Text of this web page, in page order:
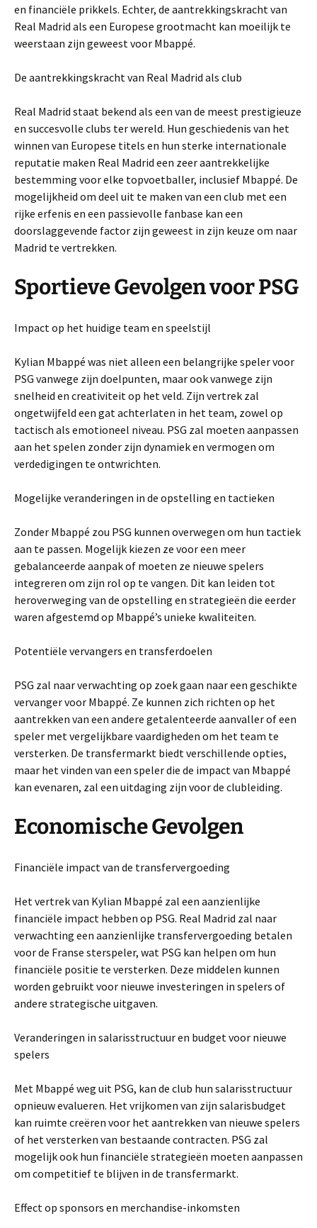
en financiële prikkels. Echter, de aantrekkingskracht van
Real Madrid als een Europese grootmacht kan moeilijk te
weerstaan zijn geweest voor Mbappé.
De aantrekkingskracht van Real Madrid als club
Real Madrid staat bekend als een van de meest prestigieuze
en succesvolle clubs ter wereld. Hun geschiedenis van het
winnen van Europese titels en hun sterke internationale
reputatie maken Real Madrid een zeer aantrekkelijke
bestemming voor elke topvoetballer, inclusief Mbappé. De
mogelijkheid om deel uit te maken van een club met een
rijke erfenis en een passievolle fanbase kan een
doorslaggevende factor zijn geweest in zijn keuze om naar
Madrid te vertrekken.
Sportieve Gevolgen voor PSG
Impact op het huidige team en speelstijl
Kylian Mbappé was niet alleen een belangrijke speler voor
PSG vanwege zijn doelpunten, maar ook vanwege zijn
snelheid en creativiteit op het veld. Zijn vertrek zal
ongetwijfeld een gat achterlaten in het team, zowel op
tactisch als emotioneel niveau. PSG zal moeten aanpassen
aan het spelen zonder zijn dynamiek en vermogen om
verdedigingen te ontwrichten.
Mogelijke veranderingen in de opstelling en tactieken
Zonder Mbappé zou PSG kunnen overwegen om hun tactiek
aan te passen. Mogelijk kiezen ze voor een meer
gebalanceerde aanpak of moeten ze nieuwe spelers
integreren om zijn rol op te vangen. Dit kan leiden tot
heroverweging van de opstelling en strategieën die eerder
waren afgestemd op Mbappé’s unieke kwaliteiten.
Potentiële vervangers en transferdoelen
PSG zal naar verwachting op zoek gaan naar een geschikte
vervanger voor Mbappé. Ze kunnen zich richten op het
aantrekken van een andere getalenteerde aanvaller of een
speler met vergelijkbare vaardigheden om het team te
versterken. De transfermarkt biedt verschillende opties,
maar het vinden van een speler die de impact van Mbappé
kan evenaren, zal een uitdaging zijn voor de clubleiding.
Economische Gevolgen
Financiële impact van de transfervergoeding
Het vertrek van Kylian Mbappé zal een aanzienlijke
financiële impact hebben op PSG. Real Madrid zal naar
verwachting een aanzienlijke transfervergoeding betalen
voor de Franse sterspeler, wat PSG kan helpen om hun
financiële positie te versterken. Deze middelen kunnen
worden gebruikt voor nieuwe investeringen in spelers of
andere strategische uitgaven.
Veranderingen in salarisstructuur en budget voor nieuwe
spelers
Met Mbappé weg uit PSG, kan de club hun salarisstructuur
opnieuw evalueren. Het vrijkomen van zijn salarisbudget
kan ruimte creëren voor het aantrekken van nieuwe spelers
of het versterken van bestaande contracten. PSG zal
mogelijk ook hun financiële strategieën moeten aanpassen
om competitief te blijven in de transfermarkt.
Effect op sponsors en merchandise-inkomsten